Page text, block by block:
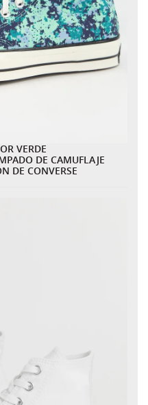
VERDE
DE CAMUFLAJE
DE CONVERSE